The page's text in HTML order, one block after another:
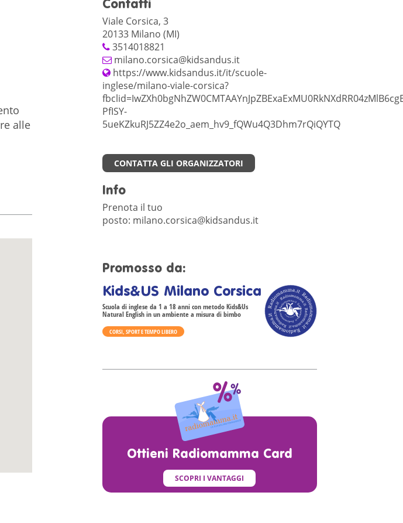
alle
Contatti
Viale Corsica, 3
20133 Milano (MI)
3514018821
milano.corsica@kidsandus.it
https://www.kidsandus.it/it/scuole-
inglese/milano-viale-corsica?
PfISY-
5ueKZkuRJ5ZZ4e2o_aem_hv9_fQWu4Q3Dhm7rQiQYTQ
CONTATTA GLI ORGANIZZATORI
Info
Prenota il tuo
posto: milano.corsica@kidsandus.it
Promosso da:
Kids&US Milano Corsica
Scuola di inglese da 1 a 18 anni con metodo Kids&Us
Natural English in un ambiente a misura di bimbo
CORSI, SPORT E TEMPO LIBERO
Ottieni Radiomamma Card
SCOPRI I VANTAGGI